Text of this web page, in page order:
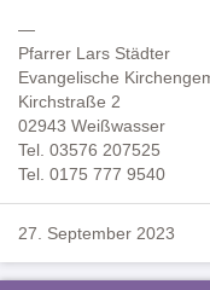
—
Pfarrer Lars Städter
Evangelische
Kirchstraße 2
02943 Weißwasser
Tel. 03576 207525
Tel. 0175 777 9540
27. September 2023